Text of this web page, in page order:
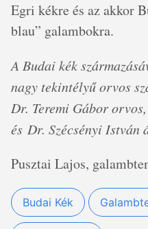
Egri kékre és az akkor
blau” galambokra.
A Budai kék
nagy tekintélyű orvos
Dr. Teremi Gábor
és Dr. Szécsényi
Pusztai Lajos,
Budai Kék